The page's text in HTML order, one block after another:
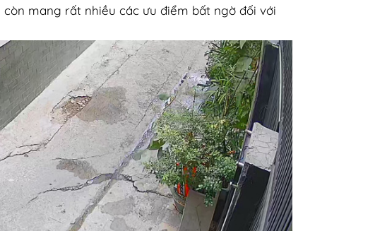
mang rất nhiều các ưu điểm bất ngờ đối với